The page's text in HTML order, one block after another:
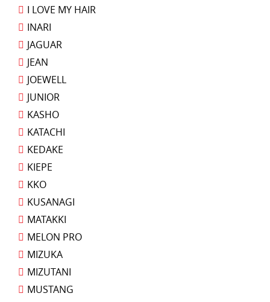
I LOVE MY HAIR
INARI
JAGUAR
JEAN
JOEWELL
JUNIOR
KASHO
KATACHI
KEDAKE
KIEPE
KKO
KUSANAGI
MATAKKI
MELON PRO
MIZUKA
MIZUTANI
MUSTANG